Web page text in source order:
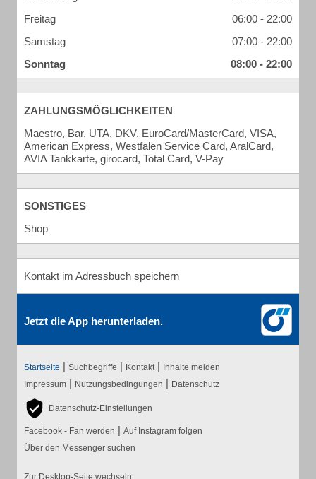
Freitag
06:00 - 22:00
Samstag
07:00 - 22:00
Sonntag
08:00 - 22:00
ZAHLUNGSMÖGLICHKEITEN
Maestro, Bar, UTA, DKV, EuroCard/MasterCard, VISA,
American Express, Westfalen Service Card, AralCard,
AVIA Tankkarte, girocard, Total Card, V-Pay
SONSTIGES
Shop
Kontakt im Adressbuch speichern
Jetzt die App herunterladen.
Startseite | Suchbegriffe | Kontakt | Inhalte melden
Impressum | Nutzungsbedingungen | Datenschutz
Datenschutz-Einstellungen
Facebook - Fan werden | Auf Instagram folgen
Über den Messenger suchen
Zur Desktop-Seite wechseln